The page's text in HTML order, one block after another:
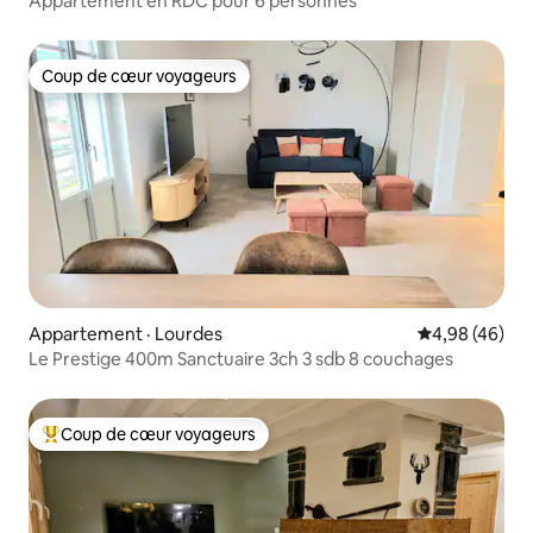
Coup de cœur voyageurs
Coup de cœur voyageurs
Appartement · Lourdes Note
4,98 (46)
Le Prestige 400m Sanctuaire 3ch 3 sdb 8 couchages
Coup de cœur voyageurs parmi les plus aimés
Coup de cœur voyageurs